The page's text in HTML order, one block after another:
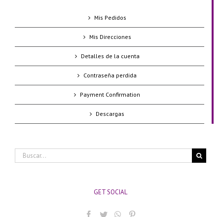
Mis Pedidos
Mis Direcciones
Detalles de la cuenta
Contraseña perdida
Payment Confirmation
Descargas
Buscar:
GET SOCIAL